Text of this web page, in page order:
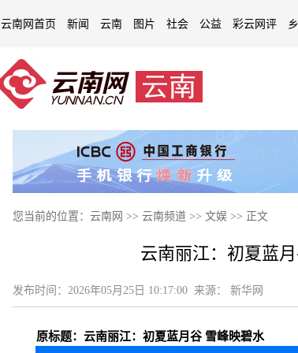
云南网首页 新闻 云南 图片 社会 公益 彩云网评
您当前的位置： 云南网 >> 云南频道 >> 文娱 >> 正文
云南丽江：初夏蓝
发布时间： 2026年05月25日 10:17:00 来源： 新华网
原标题： 云南丽江：初夏蓝月谷 雪峰映碧水